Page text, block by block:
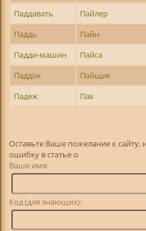
Паддавать
Пайлер
Паддь
Пайн
Падди-машин
Пайса
Паддок
Пайщик
Падеж
Пак
Оставьте Ваше пожелание к
ошибку в статье о
Ваше имя:
Код (для знающих):